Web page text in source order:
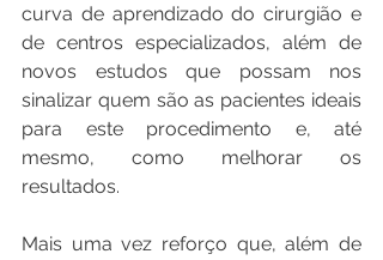
curva de aprendizado do cirurgião e
de centros especializados, além de
novos estudos que possam nos
sinalizar quem são as pacientes ideais
para este procedimento e, até
mesmo, como melhorar os
resultados.
Mais uma vez reforço que, além de